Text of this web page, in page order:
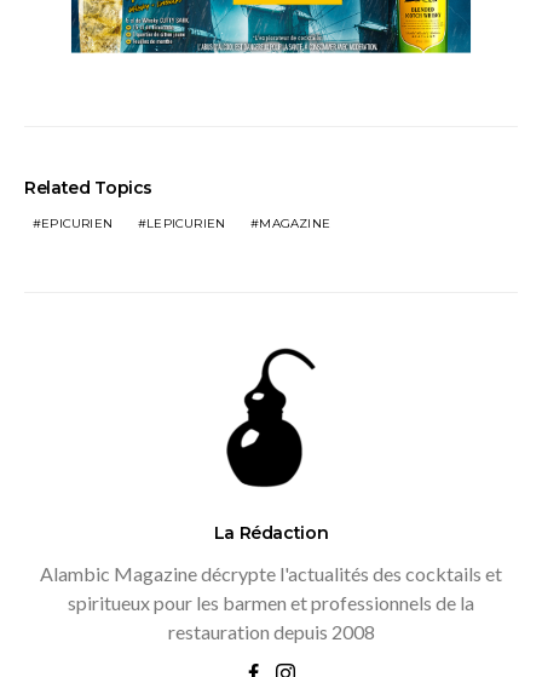
Related Topics
EPICURIEN LEPICURIEN MAGAZINE
La Rédaction
Alambic Magazine décrypte l'actualités des cocktails et
spiritueux pour les barmen et professionnels de la
restauration depuis 2008